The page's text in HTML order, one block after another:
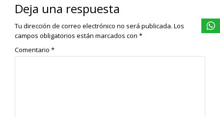
Deja una respuesta
Tu dirección de correo electrónico no será publicada. Los
campos obligatorios están marcados con *
Comentario *